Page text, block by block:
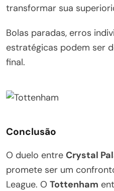
transformar sua
Bolas paradas, erros
estratégicas podem ser
final.
Conclusão
O duelo entre Crystal
promete ser um
League. O Tottenham